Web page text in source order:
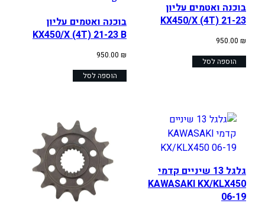
בוכנה ואטמים עליון
KX450/X (4T) 21-23
950.00 ₪
הוספה לסל
בוכנה ואטמים עליון
KX450/X (4T) 21-23 B
950.00 ₪
הוספה לסל
גלגל 13 שיניים קדמי
KAWASAKI KX/KLX450
06-19